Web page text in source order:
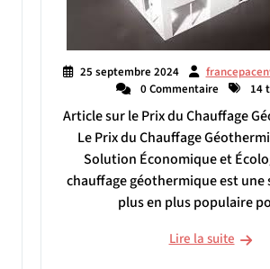
25 septembre 2024
0 Commentaire
14
Article sur le Prix du Chauffage
Le Prix du Chauffage
Solution Économique et
chauffage géothermique est
plus en plus populaire
Lire la suite